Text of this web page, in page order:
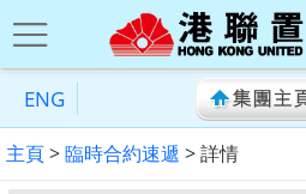
ENG
主頁>臨時合約速遞 > 詳情